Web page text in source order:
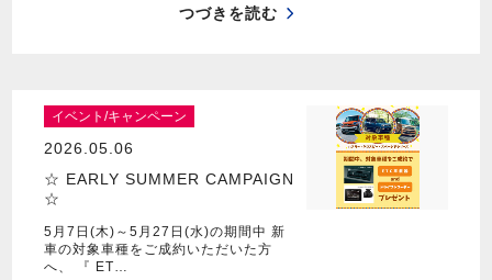
つづきを読む
イベント/キャンペーン
2026.05.06
☆ EARLY SUMMER CAMPAIGN
☆
5月7日(木)～5月27日(水)の期間中 新
車の対象車種をご成約いただいた方
へ、 『 ET…